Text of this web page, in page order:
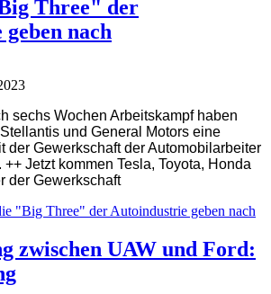
Three" der
nach
sechs Wochen Arbeitskampf haben
und General Motors eine
der Gewerkschaft der Automobilarbeiter
Jetzt kommen Tesla, Toyota, Honda
der Gewerkschaft
"Big Three" der Autoindustrie geben nach
zwischen UAW und Ford: